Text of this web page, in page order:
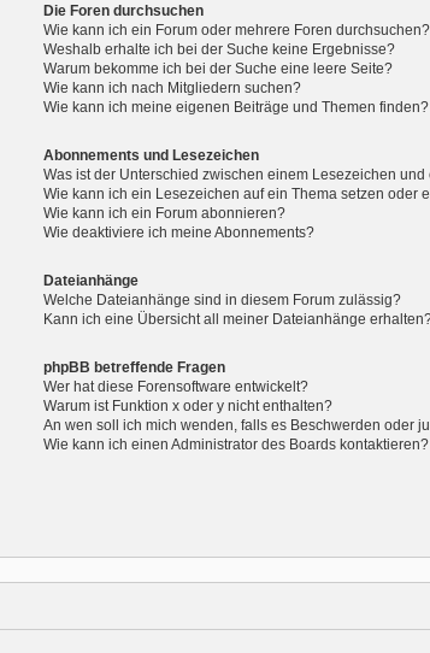
Die Foren durchsuchen
Wie kann ich ein Forum oder mehrere Foren durchsuchen?
Weshalb erhalte ich bei der Suche keine Ergebnisse?
Warum bekomme ich bei der Suche eine leere Seite?
Wie kann ich nach Mitgliedern suchen?
Wie kann ich meine eigenen Beiträge und Themen finden?
Abonnements und Lesezeichen
Was ist der Unterschied zwischen einem Lesezeichen
Wie kann ich ein Lesezeichen auf ein Thema setzen oder
Wie kann ich ein Forum abonnieren?
Wie deaktiviere ich meine Abonnements?
Dateianhänge
Welche Dateianhänge sind in diesem Forum zulässig?
Kann ich eine Übersicht all meiner Dateianhänge
phpBB betreffende Fragen
Wer hat diese Forensoftware entwickelt?
Warum ist Funktion x oder y nicht enthalten?
An wen soll ich mich wenden, falls es Beschwerden oder
Wie kann ich einen Administrator des Boards kontaktieren?